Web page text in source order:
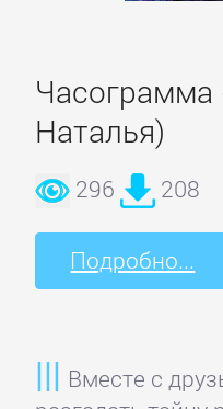
Наталья)
296 208
Подробно...
Вместе с